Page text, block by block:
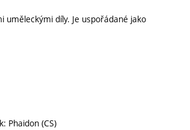
díly. Je uspořádané jako
Phaidon (CS)